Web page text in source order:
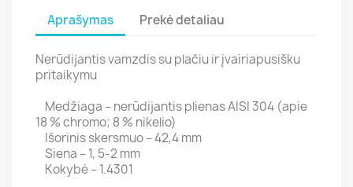
Aprašymas Prekė detaliau
Nerūdijantis vamzdis su plačiu ir įvairiapusišku
pritaikymu
Medžiaga – nerūdijantis plienas AISI 304 (apie
18 % chromo; 8 % nikelio)
Išorinis skersmuo – 42,4 mm
Siena – 1, 5-2 mm
Kokybė – 1.4301